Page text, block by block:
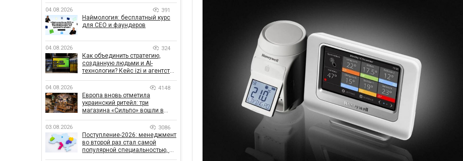
04.08.2026 391
Наймология: бесплатный курс
для CEO и фаундеров
04.08.2026 324
Как объединить стратегию,
созданную людьми и AI-
технологии? Кейс izi и агентства
04.08.2026 4148
Европа вновь отметила
украинский ритейл: три
магазина «Сильпо» вошли в
03.08.2026 3086
Поступление-2026: менеджмент
во второй раз стал самой
популярной специальностью, а